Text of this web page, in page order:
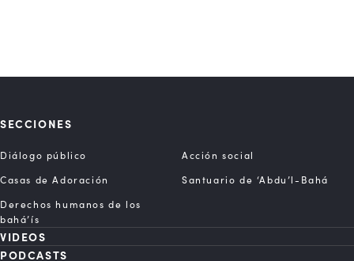
SECCIONES
Diálogo público
Acción social
Casas de Adoración
Santuario de ‘Abdu’l-Bahá
Derechos humanos de los
bahá’ís
VIDEOS
PODCASTS